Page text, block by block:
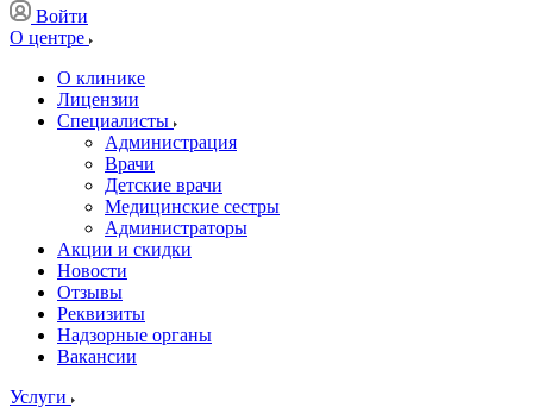
Войти
О центре
О клинике
Лицензии
Специалисты
Администрация
Врачи
Детские врачи
Медицинские сестры
Администраторы
Акции и скидки
Новости
Отзывы
Реквизиты
Надзорные органы
Вакансии
Услуги